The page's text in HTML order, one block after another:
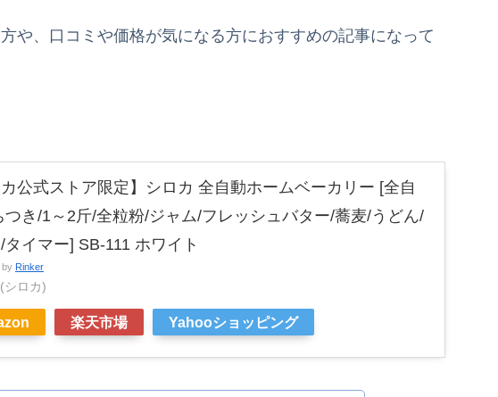
や、口コミや価格が気になる方におすすめの記事になって
カ公式ストア限定】シロカ 全自動ホームベーカリー [全自
つき/1～2斤/全粒粉/ジャム/フレッシュバター/蕎麦/うどん/
タイマー] SB-111 ホワイト
by Rinker
シロカ)
楽天市場 Yahooショッピング